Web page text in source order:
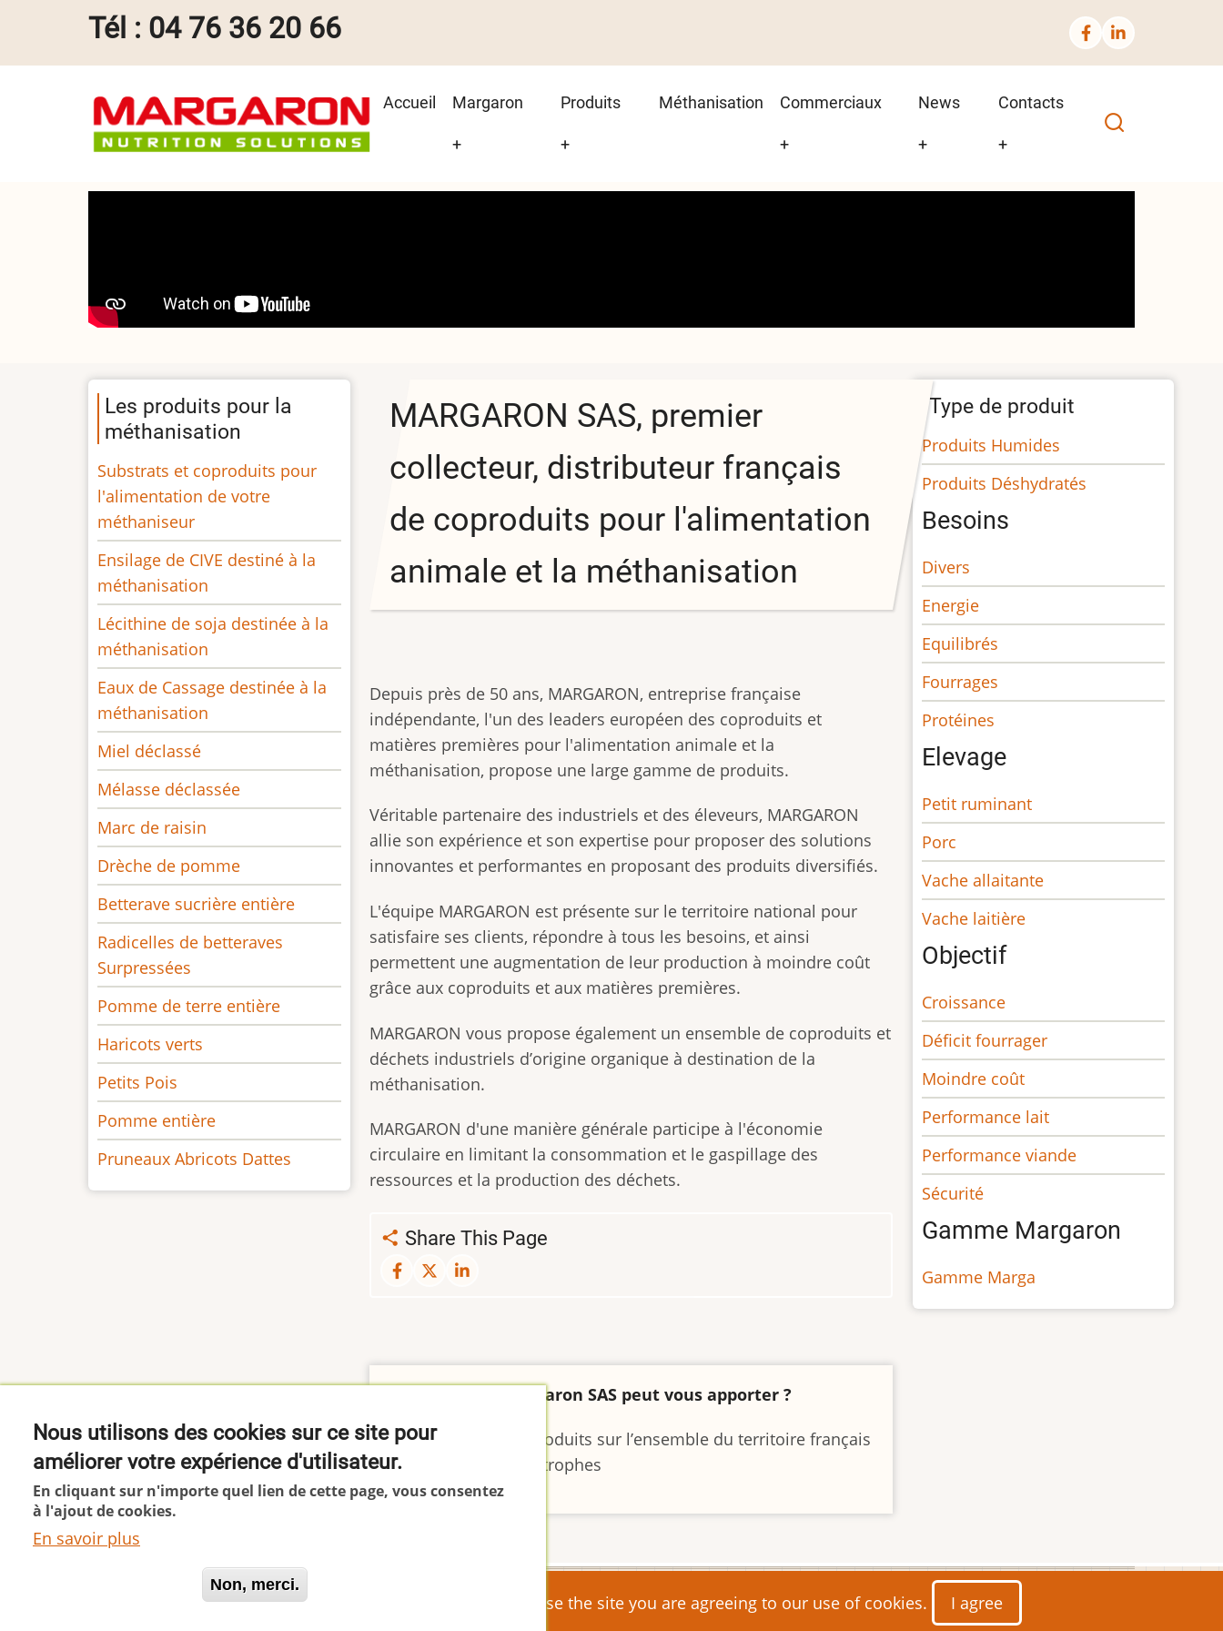
contenu
Tél : 04 76 36 20 66
Main
navigation
Accueil Margaron
+
Produits
+
Méthanisation Commerciaux
+
News
+
Contacts
+
MARGARON SAS, premier
collecteur, distributeur français
de coproduits pour l'alimentation
animale et la méthanisation
Depuis près de 50 ans, MARGARON, entreprise française
indépendante, l'un des leaders européen des coproduits et
matières premières pour l'alimentation animale et la
méthanisation, propose une large gamme de produits.
Véritable partenaire des industriels et des éleveurs, MARGARON
allie son expérience et son expertise pour proposer des solutions
innovantes et performantes en proposant des produits diversifiés.
L'équipe MARGARON est présente sur le territoire national pour
satisfaire ses clients, répondre à tous les besoins, et ainsi
permettent une augmentation de leur production à moindre coût
grâce aux coproduits et aux matières premières.
MARGARON vous propose également un ensemble de coproduits et
déchets industriels d’origine organique à destination de la
méthanisation.
MARGARON d'une manière générale participe à l'économie
circulaire en limitant la consommation et le gaspillage des
ressources et la production des déchets.
Share This Page
Qu'est-ce que Margaron SAS peut vous apporter ?
La livraison des coproduits sur l’ensemble du territoire français
et dans les pays limitrophes
Les produits pour la
méthanisation
Substrats et coproduits pour
l'alimentation de votre
méthaniseur
Ensilage de CIVE destiné à la
méthanisation
Lécithine de soja destinée à la
méthanisation
Eaux de Cassage destinée à la
méthanisation
Miel déclassé
Mélasse déclassée
Marc de raisin
Drèche de pomme
Betterave sucrière entière
Radicelles de betteraves
Surpressées
Pomme de terre entière
Haricots verts
Petits Pois
Pomme entière
Pruneaux Abricots Dattes
Type de produit
Produits Humides
Produits Déshydratés
Besoins
Divers
Energie
Equilibrés
Fourrages
Protéines
Elevage
Petit ruminant
Porc
Vache allaitante
Vache laitière
Objectif
Croissance
Déficit fourrager
Moindre coût
Performance lait
Performance viande
Sécurité
Gamme Margaron
Gamme Marga
© 2026 Margaron, All rights reserved.
This site uses cookies. By continuing to browse the site you are agreeing to our use of cookies. I agree
Nous utilisons des cookies sur ce site pour
améliorer votre expérience d'utilisateur.
En cliquant sur n'importe quel lien de cette page, vous consentez
à l'ajout de cookies.
En savoir plus
Non, merci.